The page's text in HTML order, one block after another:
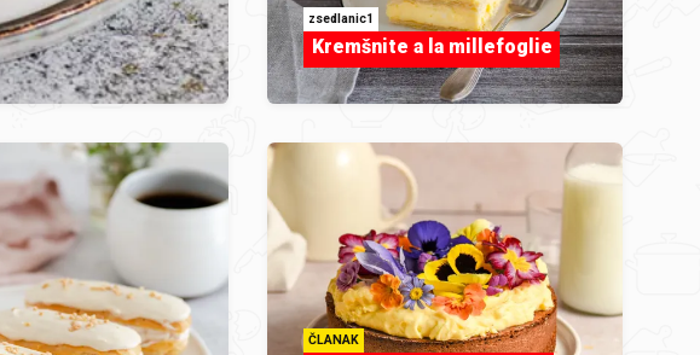
zsedlanic1
Kremšnite a la millefoglie
ČLANAK